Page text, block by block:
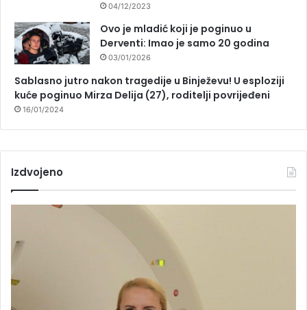
04/12/2023
Ovo je mladić koji je poginuo u
Derventi: Imao je samo 20 godina
03/01/2026
Sablasno jutro nakon tragedije u Binježevu! U esploziji
kuće poginuo Mirza Delija (27), roditelji povrijeđeni
16/01/2024
Izdvojeno